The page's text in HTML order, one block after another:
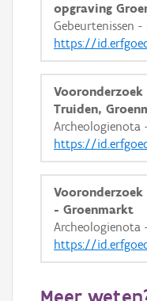
opgraving
Gebeurtenissen -
https://
Truiden,
Archeologienota
https://
- Groenmarkt
Archeologienota
https://
Meer